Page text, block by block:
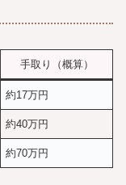
手取り（概算）
約17万円
約40万円
約70万円